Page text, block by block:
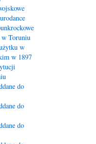
Toruniu
w
w 1897
do
do
do